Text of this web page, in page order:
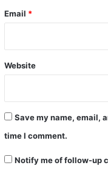
Email *
Website
Save my name, email,
time I comment.
Notify me of follow-up